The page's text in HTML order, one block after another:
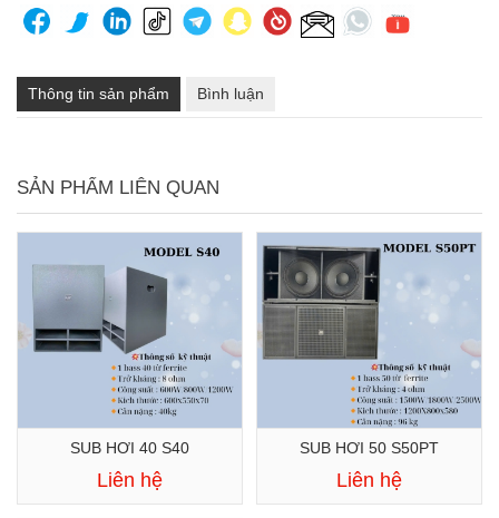
Thông tin sản phẩm Bình luận
SẢN PHẨM LIÊN QUAN
SUB HƠI 40 S40
Liên hệ
SUB HƠI 50 S50PT
Liên hệ